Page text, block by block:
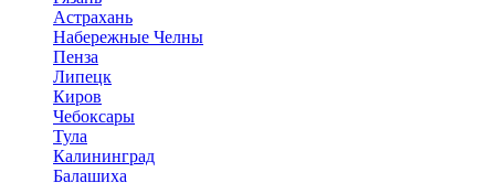
Астрахань
Набережные Челны
Пенза
Липецк
Киров
Чебоксары
Тула
Калининград
Балашиха